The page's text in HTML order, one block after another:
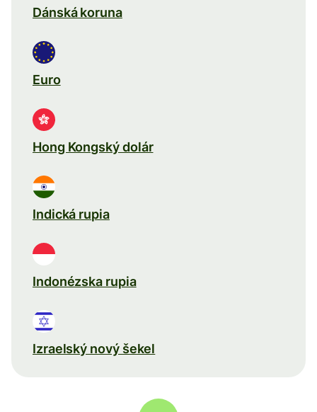
Dánská koruna
Euro
Hong Kongský dolár
Indická rupia
Indonézska rupia
Izraelský nový šekel